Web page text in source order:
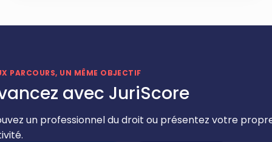
PARCOURS, UN MÊME OBJECTIF
avec JuriScore
un professionnel du droit ou présentez votre